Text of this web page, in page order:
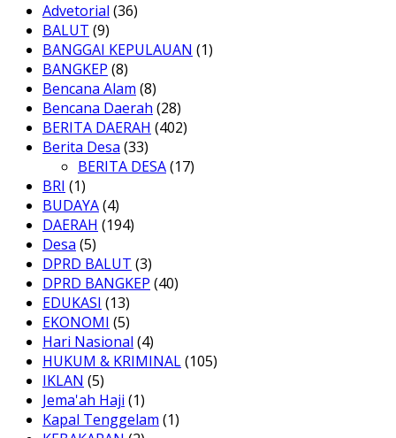
Advetorial (36)
BALUT (9)
BANGGAI KEPULAUAN (1)
BANGKEP (8)
Bencana Alam (8)
Bencana Daerah (28)
BERITA DAERAH (402)
Berita Desa (33)
BERITA DESA(17)
BRI (1)
BUDAYA(4)
DAERAH (194)
Desa (5)
DPRD BALUT (3)
DPRD BANGKEP (40)
EDUKASI (13)
EKONOMI (5)
Hari Nasional (4)
HUKUM & KRIMINAL(105)
IKLAN (5)
Jema'ah Haji (1)
Kapal Tenggelam (1)